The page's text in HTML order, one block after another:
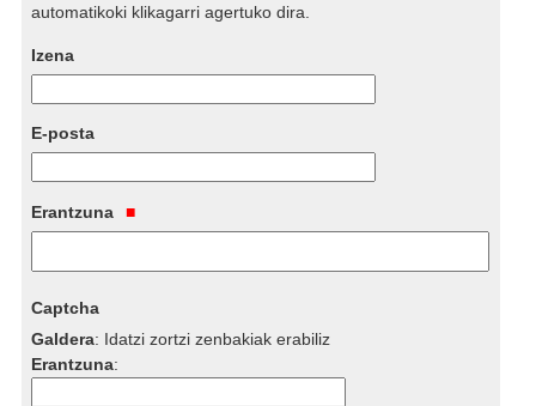
automatikoki klikagarri agertuko dira.
Izena
E-posta
Erantzuna
Captcha
Galdera: Idatzi zortzi zenbakiak erabiliz
Erantzuna: